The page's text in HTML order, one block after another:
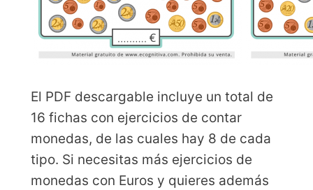
El PDF descargable incluye un total de
16 fichas con ejercicios de contar
monedas, de las cuales hay 8 de cada
tipo. Si necesitas más ejercicios de
monedas con Euros y quieres además